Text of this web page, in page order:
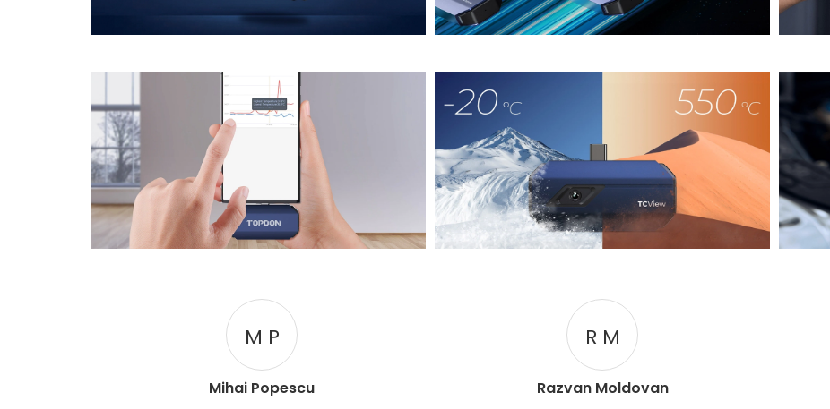
M P
Mihai Popescu
R M
Razvan Moldovan